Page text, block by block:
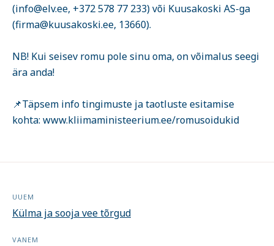
(info@elv.ee, +372 578 77 233) või Kuusakoski AS-ga
(firma@kuusakoski.ee, 13660).
NB! Kui seisev romu pole sinu oma, on võimalus seegi
ära anda!
📌Täpsem info tingimuste ja taotluste esitamise
kohta: www.kliimaministeerium.ee/romusoidukid
UUEM
Külma ja sooja vee tõrgud
VANEM